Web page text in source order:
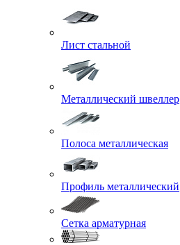
Лист стальной
Металлический швеллер
Полоса металлическая
Профиль металлический
Сетка арматурная